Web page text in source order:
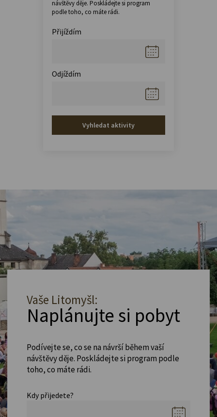
návštěvy děje. Poskládejte si program
podle toho, co máte rádi.
Přijíždím
Odjíždím
Vyhledat aktivity
Vaše Litomyšl:
Naplánujte si pobyt
Podívejte se, co se na návrší během vaší
návštěvy děje. Poskládejte si program podle
toho, co máte rádi.
Kdy přijedete?